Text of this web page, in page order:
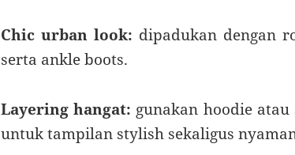
Chic urban look: dipadukan dengan
serta ankle boots.
Layering hangat: gunakan hoodie
untuk tampilan stylish sekaligus